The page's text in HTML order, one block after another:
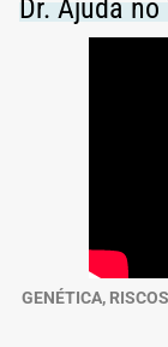
Dr. Ajuda no
GENÉTICA,